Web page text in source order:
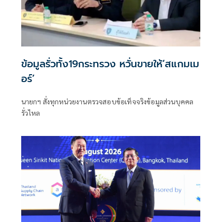
ข้อมูลรั่วทั้ง19กระทรวง หวั่นขายให้‘สแกมเม
อร์’
นายกฯ สั่งทุกหน่วยงานตรวจสอบข้อเท็จจริงข้อมูลส่วนบุคคล
รั่วไหล